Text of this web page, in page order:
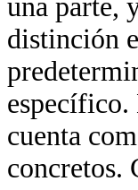
una parte,
distinción
específico.
cuenta
concretos.